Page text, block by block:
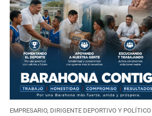
EMPRESARIO, DIRIGENTE DEPORTIVO Y POLÍTICO